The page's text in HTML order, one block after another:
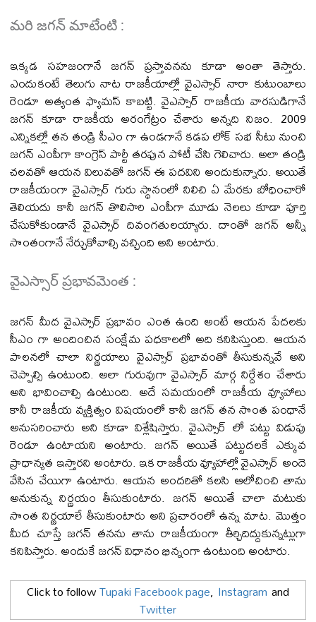
మరి జగన్ మాటేంటి :
ఇక్కడ సహజంగానే జగన్ ప్రస్తావనను కూడా అంతా తెస్తారు.
ఎందుకంటే తెలుగు నాట రాజకీయాల్లో వైఎస్సార్ నారా కుటుంబాలు
రెండూ అత్యంత ఫ్యామస్ కాబట్టి. వైఎస్సార్ రాజకీయ వారసుడిగానే
జగన్ కూడా రాజకీయ అరంగేట్రం చేశారు అన్నది నిజం. 2009
ఎన్నికల్లో తన తండ్రి సీఎం గా ఉండగానే కడప లోక్ సభ సీటు నుంచి
జగన్ ఎంపీగా కాంగ్రెస్ పార్టీ తరఫున పోటీ చేసి గెలిచారు. అలా తండ్రి
చలవతో ఆయన విలువతో జగన్ ఈ పదవిని అందుకున్నారు. అయితే
రాజకీయంగా వైఎస్సార్ గురు స్థానంలో నిలిచి ఏ మేరకు బోధించారో
తెలియదు కానీ జగన్ తొలిసారి ఎంపీగా మూడు నెలలు కూడా పూర్తి
చేసుకోకుండానే వైఎస్సార్ దివంగతులయ్యారు. దాంతో జగన్ అన్నీ
సొంతంగానే నేర్చుకోవాల్సి వచ్చింది అని అంటారు.
వైఎస్సార్ ప్రభావమెంత :
జగన్ మీద వైఎస్సార్ ప్రభావం ఎంత ఉంది అంటే ఆయన పేదలకు
సీఎం గా అందించిన సంక్షేమ పధకాలలో అది కనిపిస్తుంది. ఆయన
పాలనలో చాలా నిర్ణయాలు వైఎస్సార్ ప్రభావంతో తీసుకున్నవే అని
చెప్పాల్సి ఉంటుంది. అలా గురువుగా వైఎస్సార్ మార్గ నిర్దేశం చేశారు
అని భావించాల్సి ఉంటుంది. అదే సమయంలో రాజకీయ వ్యూహాలు
కానీ రాజకీయ వ్యక్తిత్వం విషయంలో కానీ జగన్ తన సొంత పంధానే
అనుసరించారు అని కూడా విశ్లేషిస్తారు. వైఎస్సార్ లో పట్టు విడుపు
రెండూ ఉంటాయని అంటారు. జగన్ అయితే పట్టుదలకే ఎక్కువ
ప్రాధాన్యత ఇస్తారని అంటారు. ఇక రాజకీయ వ్యూహాల్లో వైఎస్సార్ అందె
వేసిన చేయిగా ఉంటారు. ఆయన అందరితో కలసి ఆలోచించి తాను
అనుకున్న నిర్ణయం తీసుకుంటారు. జగన్ అయితే చాలా మటుకు
సొంత నిర్ణయాలే తీసుకుంటారు అని ప్రచారంలో ఉన్న మాట. మొత్తం
మీద చూస్తే జగన్ తనను తాను రాజకీయంగా తీర్చిదిద్దుకున్నట్లుగా
కనిపిస్తారు. అందుకే జగన్ విధానం భిన్నంగా ఉంటుంది అంటారు.
Click to followTupaki Facebook page, Instagram and
Twitter